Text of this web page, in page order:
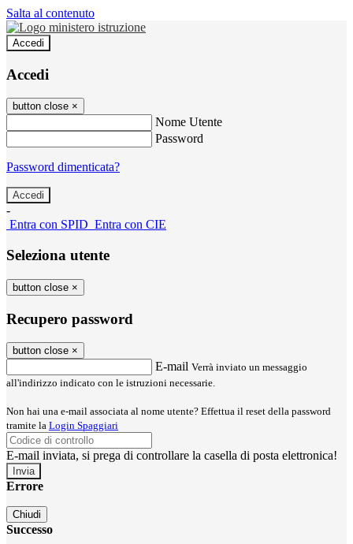
Salta al contenuto
Accedi
Accedi
button close ×
Nome Utente
Password
Password dimenticata?
-
Entra con SPID Entra con CIE
Seleziona utente
button close ×
Recupero password
button close ×
E-mail Verrà inviato un messaggio
all'indirizzo indicato con le istruzioni necessarie.
Non hai una e-mail associata al nome utente? Effettua il reset della password
tramite la Login Spaggiari
E-mail inviata, si prega di controllare la casella di posta elettronica!
Errore
Chiudi
Successo